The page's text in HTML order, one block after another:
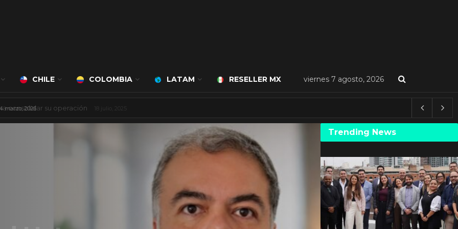
CHILE COLOMBIA LATAM RESELLER MX viernes 7 agosto, 2026
a cargo de Bert Milan 24 marzo, 2026
Trending News